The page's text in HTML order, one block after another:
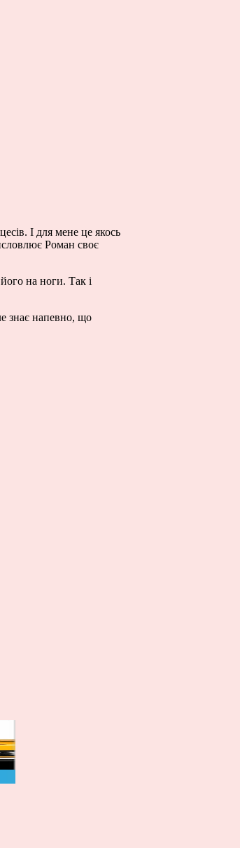
І для мене це якось
Роман своє
на ноги. Так і
знає напевно, що